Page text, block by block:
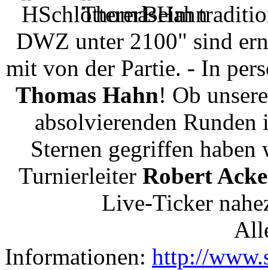
Beim
DWZ unter 2100" sind
mit von der Partie. - In
Thomas Hahn! Ob
absolvierenden Runden
Sternen gegriffen
Turnierleiter Robert
Live-Ticker
Informationen: http://